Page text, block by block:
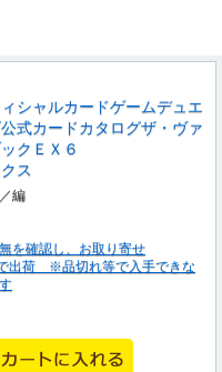
シャルカードゲームデュエ
式カードカタログザ・ヴァ
クＥＸ６
ス
編
を確認し、お取り寄せ
出荷 ※品切れ等で入手できな